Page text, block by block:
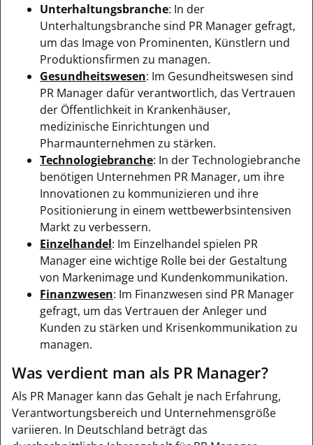
Unterhaltungsbranche: In der
Unterhaltungsbranche sind PR Manager gefragt,
um das Image von Prominenten, Künstlern und
Produktionsfirmen zu managen.
Gesundheitswesen: Im Gesundheitswesen sind
PR Manager dafür verantwortlich, das Vertrauen
der Öffentlichkeit in Krankenhäuser,
medizinische Einrichtungen und
Pharmaunternehmen zu stärken.
Technologiebranche: In der Technologiebranche
benötigen Unternehmen PR Manager, um ihre
Innovationen zu kommunizieren und ihre
Positionierung in einem wettbewerbsintensiven
Markt zu verbessern.
Einzelhandel: Im Einzelhandel spielen PR
Manager eine wichtige Rolle bei der Gestaltung
von Markenimage und Kundenkommunikation.
Finanzwesen: Im Finanzwesen sind PR Manager
gefragt, um das Vertrauen der Anleger und
Kunden zu stärken und Krisenkommunikation zu
managen.
Was verdient man als PR Manager?
Als PR Manager kann das Gehalt je nach Erfahrung,
Verantwortungsbereich und Unternehmensgröße
variieren. In Deutschland beträgt das